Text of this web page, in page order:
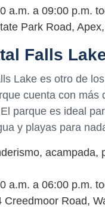
a.m. a 09:00 p.m.
Park Road,
Falls
Lake es otro de
cuenta con
parque es ideal
y playas para
acampada,
a.m. a 06:00 p.m.
Creedmoor Road,